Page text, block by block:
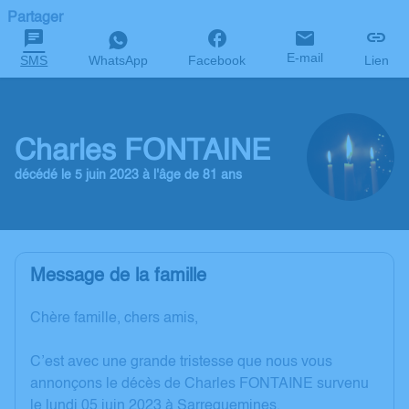
Partager
SMS WhatsApp Facebook E-mail Lien
Charles FONTAINE
décédé le 5 juin 2023 à l'âge de 81 ans
Message de la famille
Chère famille, chers amis,
C’est avec une grande tristesse que nous vous
annonçons le décès de Charles FONTAINE survenu